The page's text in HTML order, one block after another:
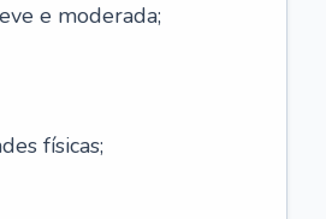
e moderada;
físicas;